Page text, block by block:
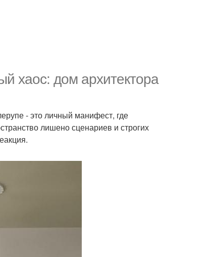
хаос: дом архитектора
- это личный манифест, где
лишено сценариев и строгих